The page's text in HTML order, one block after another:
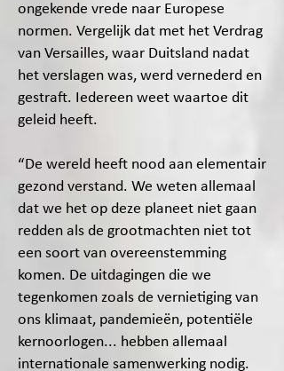
ongekende vrede naar Europese
normen. Vergelijk dat met het Verdrag
van Versailles, waar Duitsland nadat
het verslagen was, werd vernederd en
gestraft. Iedereen weet waartoe dit
geleid heeft.
“De wereld heeft nood aan elementair
gezond verstand. We weten allemaal
dat we het op deze planeet niet gaan
redden als de grootmachten niet tot
een soort van overeenstemming
komen. De uitdagingen die we
tegenkomen zoals de vernietiging van
ons klimaat, pandemieën, potentiële
kernoorlogen... hebben allemaal
internationale samenwerking nodig.